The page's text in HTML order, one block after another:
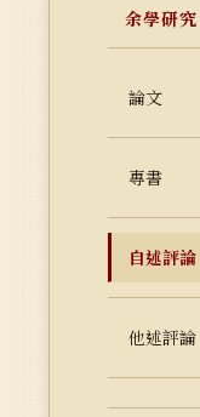
余學研究
論文
專書
自述評論
他述評論